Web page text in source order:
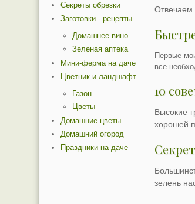
Отвечаем
Первые
все
10
Высокие
хорошей
зелень
Секреты обрезки
Заготовки - рецепты
Домашнее вино
Зеленая аптека
Мини-ферма на даче
Цветник и ландшафт
Газон
Цветы
Домашние цветы
Домашний огород
Праздники на даче